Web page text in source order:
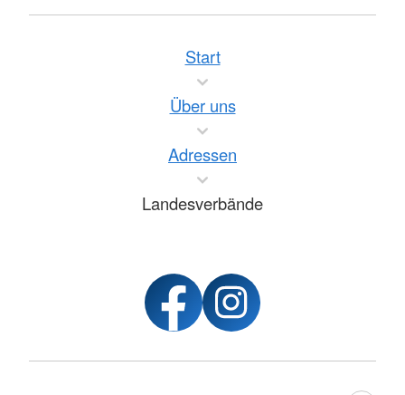
Start
Über uns
Adressen
Landesverbände